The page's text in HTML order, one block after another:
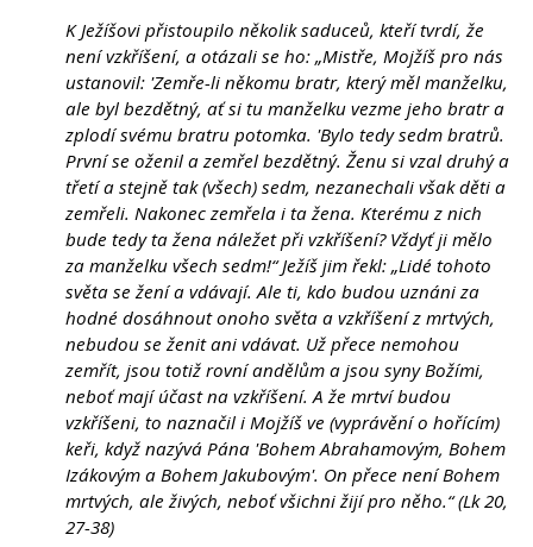
K Ježíšovi přistoupilo několik saduceů, kteří tvrdí, že
není vzkříšení, a otázali se ho: „Mistře, Mojžíš pro nás
ustanovil: 'Zemře-li někomu bratr, který měl manželku,
ale byl bezdětný, ať si tu manželku vezme jeho bratr a
zplodí svému bratru potomka. 'Bylo tedy sedm bratrů.
První se oženil a zemřel bezdětný. Ženu si vzal druhý a
třetí a stejně tak (všech) sedm, nezanechali však děti a
zemřeli. Nakonec zemřela i ta žena. Kterému z nich
bude tedy ta žena náležet při vzkříšení? Vždyť ji mělo
za manželku všech sedm!“ Ježíš jim řekl: „Lidé tohoto
světa se žení a vdávají. Ale ti, kdo budou uznáni za
hodné dosáhnout onoho světa a vzkříšení z mrtvých,
nebudou se ženit ani vdávat. Už přece nemohou
zemřít, jsou totiž rovní andělům a jsou syny Božími,
neboť mají účast na vzkříšení. A že mrtví budou
vzkříšeni, to naznačil i Mojžíš ve (vyprávění o hořícím)
keři, když nazývá Pána 'Bohem Abrahamovým, Bohem
Izákovým a Bohem Jakubovým'. On přece není Bohem
mrtvých, ale živých, neboť všichni žijí pro něho.“ (Lk 20,
27-38)